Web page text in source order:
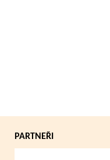
PARTNEŘI